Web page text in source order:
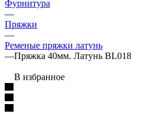
Фурнитура
—
Пряжки
—
Ременые пряжки латунь
—Пряжка 40мм. Латунь BL018
В избранное